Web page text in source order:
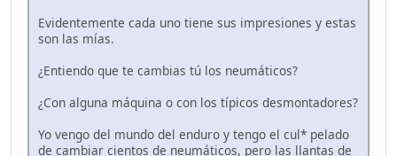
Evidentemente cada uno tiene sus impresiones y estas
son las mías.
¿Entiendo que te cambias tú los neumáticos?
¿Con alguna máquina o con los típicos desmontadores?
Yo vengo del mundo del enduro y tengo el cul* pelado
de cambiar cientos de neumáticos, pero las llantas de